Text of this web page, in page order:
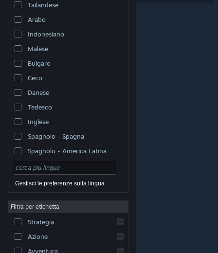
Visualizza il sito web per desktop
appartengono ai rispettivi proprietari negli Stati Uniti e
legali|
Steam| Rimborsi|
Tailandese
Arabo
Indonesiano
Malese
Bulgaro
Ceco
Danese
Tedesco
Inglese
Spagnolo - Spagna
Spagnolo - America Latina
Gestisci le preferenze sulla lingua
Filtra per etichetta
Strategia
Azione
Avventura